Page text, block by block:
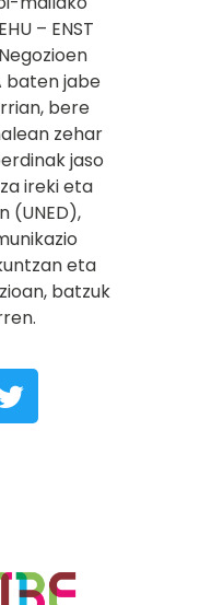
– ENST
baten jabe
bere
zehar
jaso
ireki eta
(UNED),
eta
batzuk